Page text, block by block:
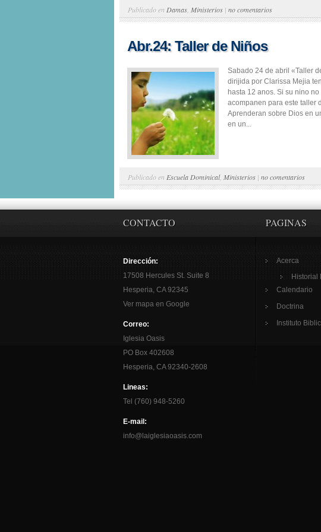
Publicado en Damas Ministerios | no comentarios
Abr.24: Taller de Niños
Sabado 24 de abril «Taller
dirijida por Clarissa Mejia
hasta 12 anos. Si su nino
acompanen para este taller
Aprenderan sobre Dios en
en un...
Publicado en Escuela Dominical, Ministerios | no comentarios
CONTACTO
Dirección:
17508 Hercules St. Suite 8
Hesperia, CA 92345
Ver mapa en Google
Correo:
Iglesia Oasis
PO Box 402608
Hesperia, CA 92340-2608
Lineas:
Tel (760) 948-5260
E-mail:
info@laiglesiaoasis.com
PAGINAS
Acerca
Historial
Calendario
Doctrina
Instituto